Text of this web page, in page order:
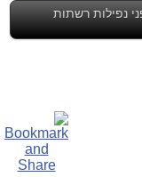
נפילות רשתות